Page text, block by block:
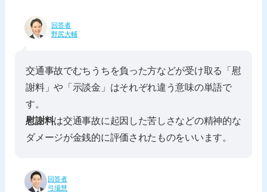
回答者
野尻大輔
交通事故でむちうちを負った方などが受け取る「慰
謝料」や「示談金」はそれぞれ違う意味の単語で
す。
慰謝料は交通事故に起因した苦しさなどの精神的な
ダメージが金銭的に評価されたものをいいます。
回答者
弓場慧